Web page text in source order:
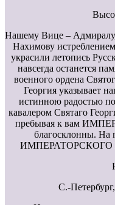
Нашему Вице –
Нахимову
украсили летопись
навсегда останется
военного ордена
Георгия указывает
истинною радостью
кавалером Святаго
пребывая к вам
благосклонны. На
ИМПЕРАТОРСКОГО
С.-